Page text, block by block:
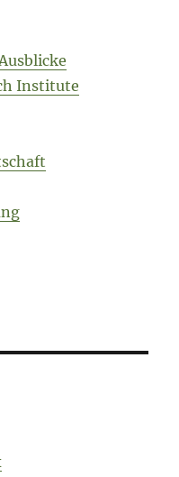
Institute